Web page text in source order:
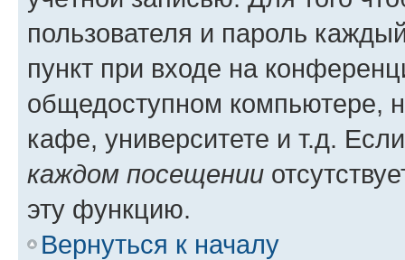
пользователя и пароль
пункт при входе на
общедоступном компьютере,
кафе, университете и т.д.
каждом посещении
эту функцию.
Вернуться к началу